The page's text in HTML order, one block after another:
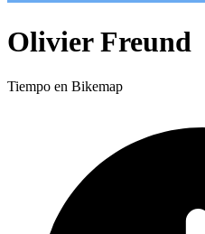
Olivier Freund
Tiempo en Bikemap